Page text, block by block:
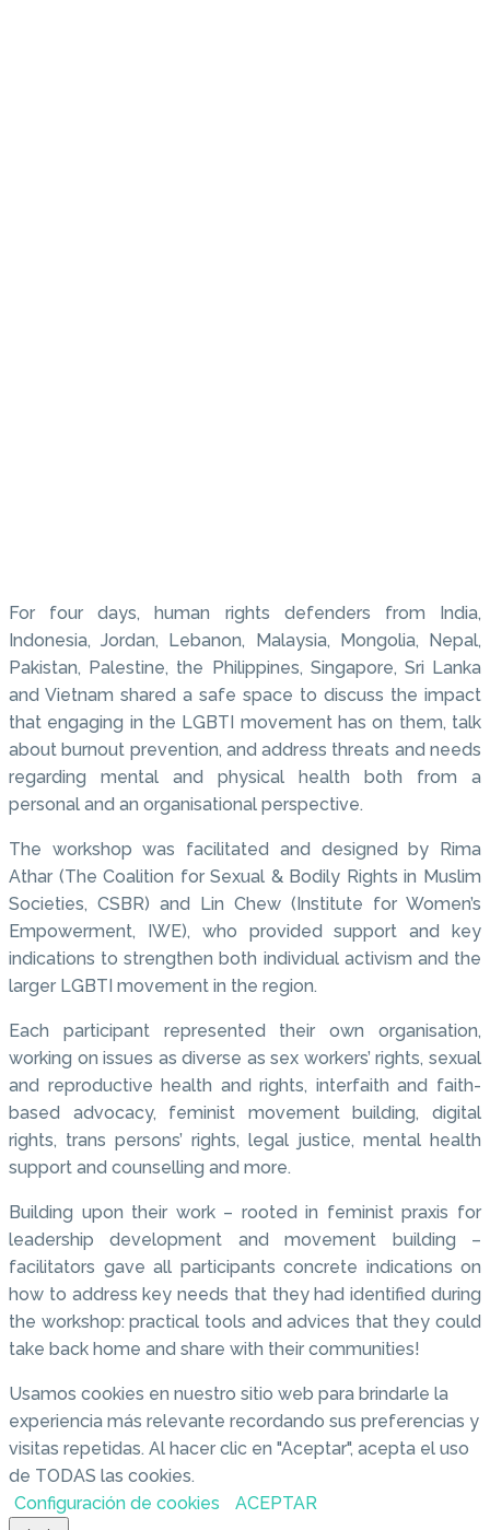
For four days, human rights defenders from India,
Indonesia, Jordan, Lebanon, Malaysia, Mongolia, Nepal,
Pakistan, Palestine, the Philippines, Singapore, Sri Lanka
and Vietnam shared a safe space to discuss the impact
that engaging in the LGBTI movement has on them, talk
about burnout prevention, and address threats and needs
regarding mental and physical health both from a
personal and an organisational perspective.
The workshop was facilitated and designed by Rima
Athar (The Coalition for Sexual & Bodily Rights in Muslim
Societies, CSBR) and Lin Chew (Institute for Women’s
Empowerment, IWE), who provided support and key
indications to strengthen both individual activism and the
larger LGBTI movement in the region.
Each participant represented their own organisation,
working on issues as diverse as sex workers’ rights, sexual
and reproductive health and rights, interfaith and faith-
based advocacy, feminist movement building, digital
rights, trans persons’ rights, legal justice, mental health
support and counselling and more.
Building upon their work – rooted in feminist praxis for
leadership development and movement building –
facilitators gave all participants concrete indications on
how to address key needs that they had identified during
the workshop: practical tools and advices that they could
take back home and share with their communities!
Usamos cookies en nuestro sitio web para brindarle la
experiencia más relevante recordando sus preferencias y
visitas repetidas. Al hacer clic en "Aceptar", acepta el uso
de TODAS las cookies.
Configuración de cookies
ACEPTAR